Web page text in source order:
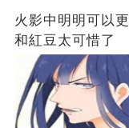
火影中明明可以
和紅豆太可惜了